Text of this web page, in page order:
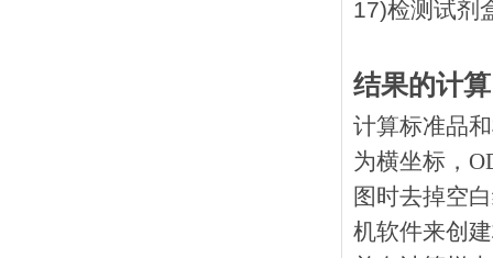
结果的计算
计算标准品
为横坐标，
图时去掉空
机软件来创